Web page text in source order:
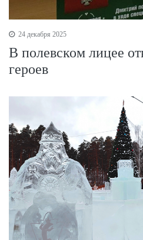
24 декабря 2025
В полевском лицее
героев